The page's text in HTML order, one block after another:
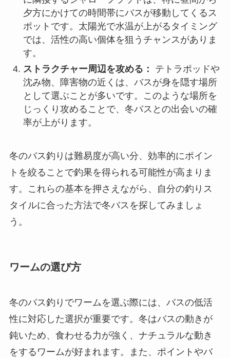
夕方にかけての時間帯にバスが移動してくるス
ポットです。太陽光で水温が上がるタイミング
では、活性の高い個体を狙うチャンスがありま
す。
ストラクチャー周辺を攻める：
テトラポッドや
沈み物、障害物の近くは、バスが身を隠す場所
として選ぶことが多いです。このような場所を
じっくり攻めることで、冬バスとの出会いの確
率が上がります。
冬のバス釣りは難易度が高い分、効率的にポイン
トを絞ることで釣果を得られる可能性が高まりま
す。これらの基本を押さえながら、自分の釣りス
タイルに合った方法で冬バスを探してみましょ
う。
ワームの選び方
冬のバス釣りでワームを選ぶ際には、バスの低活
性に対応した選択が重要です。冬はバスの動きが
鈍いため、食わせる力が強く、ナチュラルな動き
をするワームが好まれます。また、ポイントやバ